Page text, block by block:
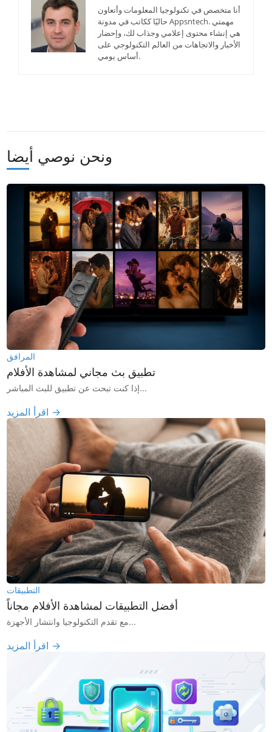
أنا متخصص في تكنولوجيا المعلومات وأتعاون
حاليًا ككاتب في مدونة Appsntech. مهمتي
هي إنشاء محتوى إعلامي وجذاب لك، وإحضار
الأخبار والاتجاهات من العالم التكنولوجي على
أساس يومي.
ونحن نوصي أيضا
المرافق
تطبيق بث مجاني لمشاهدة الأفلام
إذا كنت تبحث عن تطبيق للبث المباشر...
اقرأ المزيد →
التطبيقات
أفضل التطبيقات لمشاهدة الأفلام مجاناً
مع تقدم التكنولوجيا وانتشار الأجهزة...
اقرأ المزيد →